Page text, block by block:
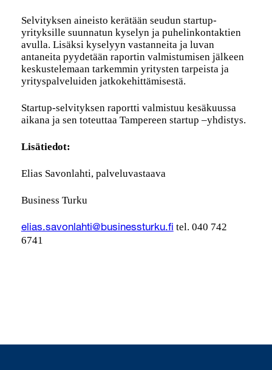
Selvityksen aineisto kerätään seudun startup-
yrityksille suunnatun kyselyn ja puhelinkontaktien
avulla. Lisäksi kyselyyn vastanneita ja luvan
antaneita pyydetään raportin valmistumisen jälkeen
keskustelemaan tarkemmin yritysten tarpeista ja
yrityspalveluiden jatkokehittämisestä.
Startup-selvityksen raportti valmistuu kesäkuussa
aikana ja sen toteuttaa Tampereen startup –yhdistys.
Lisätiedot:
Elias Savonlahti, palveluvastaava
Business Turku
elias.savonlahti@businessturku.fi tel. 040 742
6741